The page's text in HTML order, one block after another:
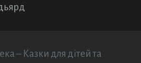
– Казки для дітей та